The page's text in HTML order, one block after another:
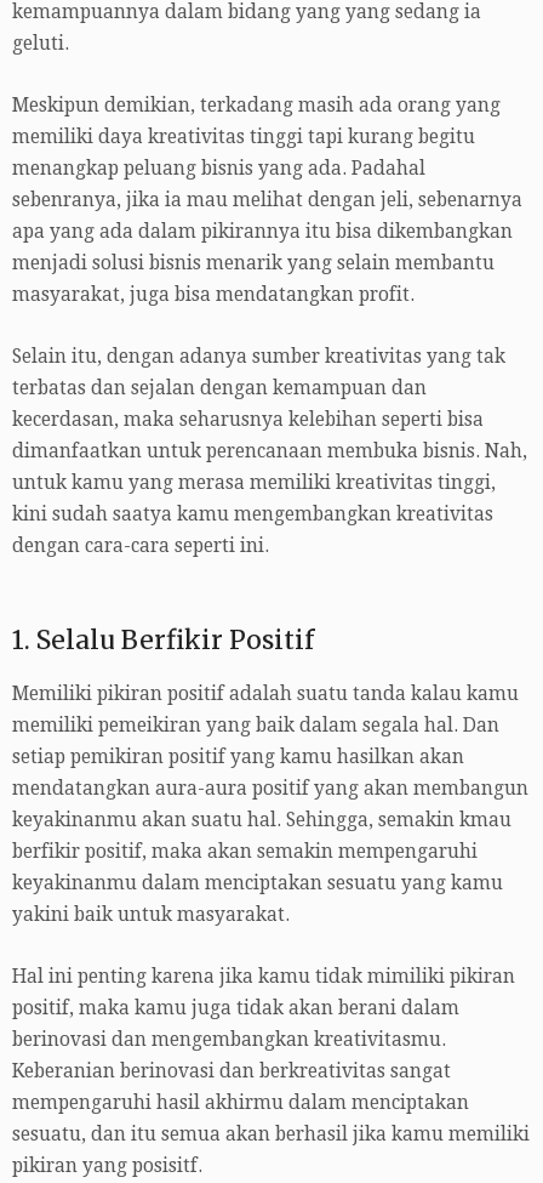
kemampuannya dalam bidang yang yang sedang ia
geluti.
Meskipun demikian, terkadang masih ada orang yang
memiliki daya kreativitas tinggi tapi kurang begitu
menangkap peluang bisnis yang ada. Padahal
sebenranya, jika ia mau melihat dengan jeli, sebenarnya
apa yang ada dalam pikirannya itu bisa dikembangkan
menjadi solusi bisnis menarik yang selain membantu
masyarakat, juga bisa mendatangkan profit.
Selain itu, dengan adanya sumber kreativitas yang tak
terbatas dan sejalan dengan kemampuan dan
kecerdasan, maka seharusnya kelebihan seperti bisa
dimanfaatkan untuk perencanaan membuka bisnis. Nah,
untuk kamu yang merasa memiliki kreativitas tinggi,
kini sudah saatya kamu mengembangkan kreativitas
dengan cara-cara seperti ini.
1. Selalu Berfikir Positif
Memiliki pikiran positif adalah suatu tanda kalau kamu
memiliki pemeikiran yang baik dalam segala hal. Dan
setiap pemikiran positif yang kamu hasilkan akan
mendatangkan aura-aura positif yang akan membangun
keyakinanmu akan suatu hal. Sehingga, semakin kmau
berfikir positif, maka akan semakin mempengaruhi
keyakinanmu dalam menciptakan sesuatu yang kamu
yakini baik untuk masyarakat.
Hal ini penting karena jika kamu tidak mimiliki pikiran
positif, maka kamu juga tidak akan berani dalam
berinovasi dan mengembangkan kreativitasmu.
Keberanian berinovasi dan berkreativitas sangat
mempengaruhi hasil akhirmu dalam menciptakan
sesuatu, dan itu semua akan berhasil jika kamu memiliki
pikiran yang posisitf.